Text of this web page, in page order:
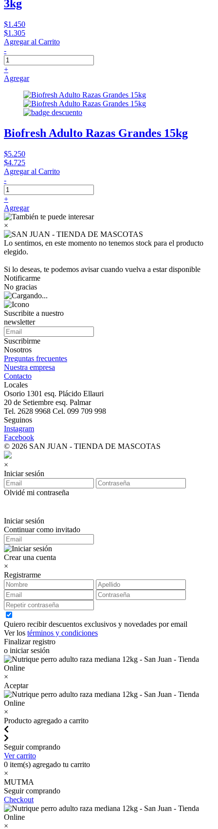
3kg
$1.450
$1.305
Agregar al Carrito
-
+
Agregar
Biofresh Adulto Razas Grandes 15kg
$5.250
$4.725
Agregar al Carrito
-
+
Agregar
×
Lo sentimos, en este momento no tenemos stock para el producto
elegido.
Si lo deseas, te podemos avisar cuando vuelva a estar disponible
Notificarme
No gracias
Suscribite a nuestro
newsletter
Suscribirme
Nosotros
Preguntas frecuentes
Nuestra empresa
Contacto
Locales
Osorio 1301 esq. Plácido Ellauri
20 de Setiembre esq. Palmar
Tel. 2628 9968 Cel. 099 709 998
Seguinos
Instagram
Facebook
© 2026 SAN JUAN - TIENDA DE MASCOTAS
×
Iniciar sesión
Olvidé mi contraseña
Iniciar sesión
Continuar como invitado
Crear una cuenta
×
Registrarme
Quiero recibir descuentos exclusivos y novedades por email
Ver los términos y condiciones
Finalizar registro
o iniciar sesión
×
Aceptar
×
Producto agregado a carrito
Seguir comprando
Ver carrito
0 item(s) agregado tu carrito
×
MUTMA
Seguir comprando
Checkout
×